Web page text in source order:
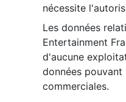
nécessite
Les données
Entertainment
d'aucune
données
commerciales.